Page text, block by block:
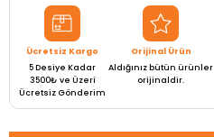
Ücretsiz Kargo
5 Desiye Kadar
3500₺ ve Üzeri
Ücretsiz Gönderim
Orijinal Ürün
Aldığınız bütün ürünler
orijinaldir.